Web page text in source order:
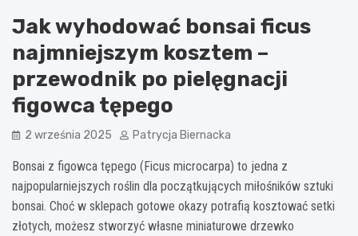
Jak wyhodować bonsai ficus
najmniejszym kosztem –
przewodnik po pielęgnacji
figowca tępego
2 września 2025 Patrycja Biernacka
Bonsai z figowca tępego (Ficus microcarpa) to jedna z
najpopularniejszych roślin dla początkujących miłośników sztuki
bonsai. Choć w sklepach gotowe okazy potrafią kosztować setki
złotych, możesz stworzyć własne miniaturowe drzewko